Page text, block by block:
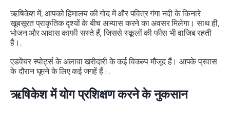
ऋषिकेश में, आपको हिमालय की गोद में और पवित्र गंगा नदी के किनारे
खूबसूरत प्राकृतिक दृश्यों के बीच अभ्यास करने का अवसर मिलेगा। साथ ही,
भोजन और आवास काफी सस्ते हैं, जिससे स्कूलों की फीस भी वाजिब रहती
है।.
एडवेंचर स्पोर्ट्स के अलावा खरीदारी के कई विकल्प मौजूद हैं। आपके प्रवास
के दौरान घूमने के लिए कई जगहें हैं।.
ऋषिकेश में योग प्रशिक्षण करने के नुकसान